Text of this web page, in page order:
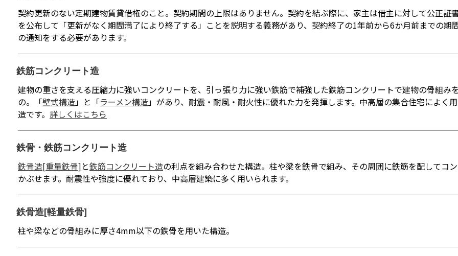
契約更新のない定期建物賃貸借権のこと。契約期間の上限はありません。契約を結ぶ際に、家主は借主に対して公正証
を公布して「更新がなく期間満了により終了する」ことを説明する義務があり、契約終了の1年前から6か月前までの期
の通知をする必要があります。
鉄筋コンクリート造
建物の重さを支える圧縮力に強いコンクリートを、引っ張り力に強い鉄筋で補強した鉄筋コンクリートで建物の骨組み
の。「壁式構造」と「ラーメン構造」があり、耐震・耐風・耐火性に優れた力を発揮します。中高層の集合住宅によく
造です。 詳しくはこちら
鉄骨・鉄筋コンクリート造
鉄骨造[重量鉄骨]と鉄筋コンクリート造の利点を組み合わせた構造。柱や梁を鉄骨で組み、その周囲に鉄筋を配してコ
かぶせます。耐震性や強度に優れており、中高層建築に多く用いられます。
鉄骨造[軽量鉄骨]
柱や梁などの骨組みに厚さ4mm以下の鉄骨を用いた構造。